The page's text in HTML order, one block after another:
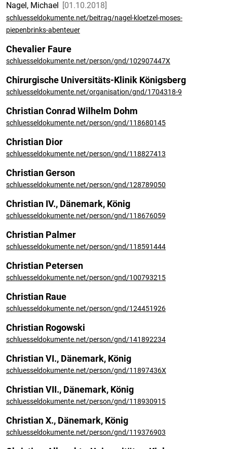
Nagel, Michael 01.10.2018
schluesseldokumente.net/beitrag/nagel-kloetzel-moses-
piepenbrinks-abenteuer
Chevalier Faure
schluesseldokumente.net/person/gnd/102907447X
Chirurgische Universitäts-Klinik Königsberg
schluesseldokumente.net/organisation/gnd/1704318-9
Christian Conrad Wilhelm Dohm
schluesseldokumente.net/person/gnd/118680145
Christian Dior
schluesseldokumente.net/person/gnd/118827413
Christian Gerson
schluesseldokumente.net/person/gnd/128789050
Christian IV., Dänemark, König
schluesseldokumente.net/person/gnd/118676059
Christian Palmer
schluesseldokumente.net/person/gnd/118591444
Christian Petersen
schluesseldokumente.net/person/gnd/100793215
Christian Raue
schluesseldokumente.net/person/gnd/124451926
Christian Rogowski
schluesseldokumente.net/person/gnd/141892234
Christian VI., Dänemark, König
schluesseldokumente.net/person/gnd/11897436X
Christian VII., Dänemark, König
schluesseldokumente.net/person/gnd/118930915
Christian X., Dänemark, König
schluesseldokumente.net/person/gnd/119376903